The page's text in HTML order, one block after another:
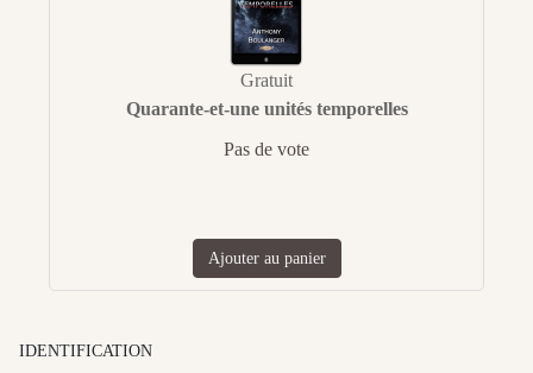
Gratuit
Quarante-et-une unités temporelles
Pas de vote
Ajouter au panier
IDENTIFICATION